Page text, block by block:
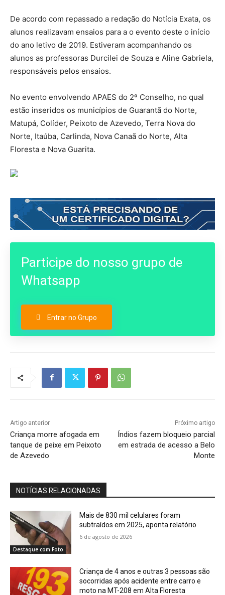
De acordo com repassado a redação do Notícia Exata, os
alunos realizavam ensaios para a o evento deste o início
do ano letivo de 2019. Estiveram acompanhando os
alunos as professoras Durcilei de Souza e Aline Gabriela,
responsáveis pelos ensaios.
No evento envolvendo APAES do 2º Conselho, no qual
estão inseridos os municípios de Guarantã do Norte,
Matupá, Colíder, Peixoto de Azevedo, Terra Nova do
Norte, Itaúba, Carlinda, Nova Canaã do Norte, Alta
Floresta e Nova Guarita.
Participe do nosso grupo de
Whatsapp
Entrar no Grupo
Artigo anterior
Criança morre afogada em
tanque de peixe em Peixoto
de Azevedo
Próximo artigo
Índios fazem bloqueio parcial
em estrada de acesso a Belo
Monte
NOTÍCIAS RELACIONADAS
Destaque com Foto
Mais de 830 mil celulares foram
subtraídos em 2025, aponta relatório
6 de agosto de 2026
Criança de 4 anos e outras 3 pessoas são
socorridas após acidente entre carro e
moto na MT-208 em Alta Floresta